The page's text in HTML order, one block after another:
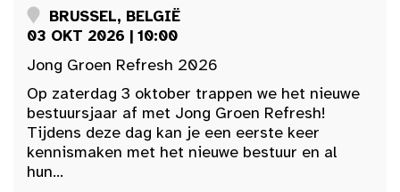
BRUSSEL, BELGIË
03 OKT 2026 | 10:00
Jong Groen Refresh 2026
Op zaterdag 3 oktober trappen we het nieuwe
bestuursjaar af met Jong Groen Refresh!
Tijdens deze dag kan je een eerste keer
kennismaken met het nieuwe bestuur en al
hun...